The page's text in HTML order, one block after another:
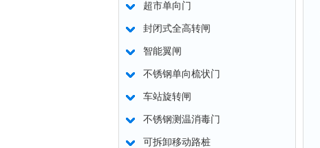
超市单向门
封闭式全高转闸
智能翼闸
不锈钢单向梳状门
车站旋转闸
不锈钢测温消毒门
可拆卸移动路桩